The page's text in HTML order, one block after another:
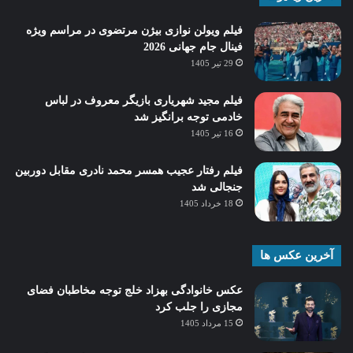
فیلم ویولن نوازی بیژن مرتضوی در مراسم ویژه
فینال جام جهانی 2026
29 تیر 1405
فیلم مجید شهریاری بازیگر معروف در لباس
خادمی توجه برانگیز شد
16 تیر 1405
فیلم رفتار عجیب همسر محمد نادری مقابل دوربین
جنجالی شد
18 خرداد 1405
آخرین عکس ها
عکس خانوادگی بهزاد خلج توجه مخاطبان فضای
مجازی را جلب کرد
15 مرداد 1405